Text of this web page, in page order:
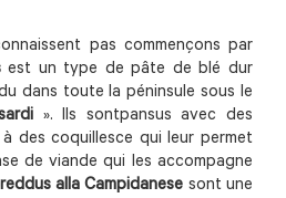
pas commençons par
est un type de pâte de blé dur
dans toute la péninsule sous le
». Ils sontpansus avec des
des coquillesce qui leur permet
de viande qui les accompagne
alla Campidanese sont une